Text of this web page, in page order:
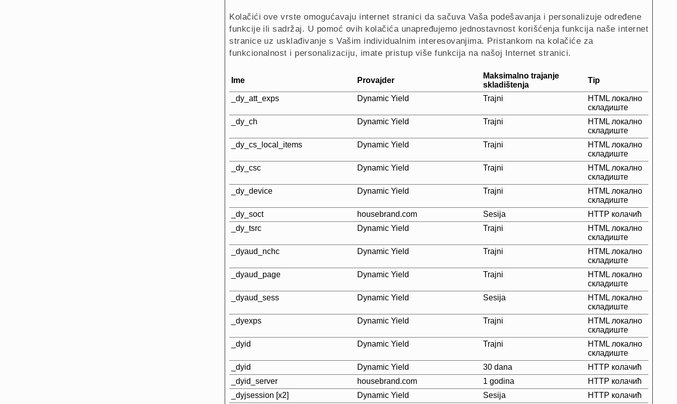
Kolačići ove vrste omogućavaju internet stranici da sačuva Vaša podešavanja i personalizuje određene
funkcije ili sadržaj. U pomoć ovih kolačića unapređujemo jednostavnost korišćenja funkcija naše internet
stranice uz usklađivanje s Vašim individualnim interesovanjima. Pristankom na kolačiće za
funkcionalnost i personalizaciju, imate pristup više funkcija na našoj Internet stranici.
Ime Provajder
Maksimalno trajanje
skladištenja
Tip
_dy_att_exps Dynamic Yield Trajni
HTML локално
складиште
_dy_ch
Dynamic Yield Trajni
HTML локално
складиште
_dy_cs_local_items
Dynamic Yield Trajni
HTML локално
складиште
_dy_csc
Dynamic Yield Trajni
HTML локално
складиште
_dy_device
Dynamic Yield Trajni
HTML локално
складиште
_dy_soct
housebrand.com Sesija
HTTP колачић
_dy_tsrc
Dynamic Yield Trajni
HTML локално
складиште
_dyaud_nchc
Dynamic Yield Trajni
HTML локално
складиште
_dyaud_page
Dynamic Yield Trajni
HTML локално
складиште
_dyaud_sess
Dynamic Yield Sesija
HTML локално
складиште
_dyexps
Dynamic Yield Trajni
HTML локално
складиште
_dyid
Dynamic Yield Trajni
HTML локално
складиште
_dyid
Dynamic Yield 30 dana
HTTP колачић
_dyid_server
housebrand.com 1 godina
HTTP колачић
_dyjsession [x2]
Dynamic Yield Sesija
HTTP колачић